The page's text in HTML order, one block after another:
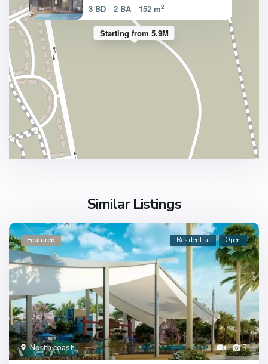
Starting from 5.9M
3 BD 2 BA 152 m2
Similar Listings
5
North coast
Featured Residential Open